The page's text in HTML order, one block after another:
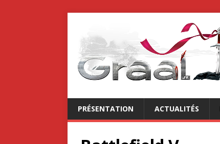
PRÉSENTATION ACTUALITÉS